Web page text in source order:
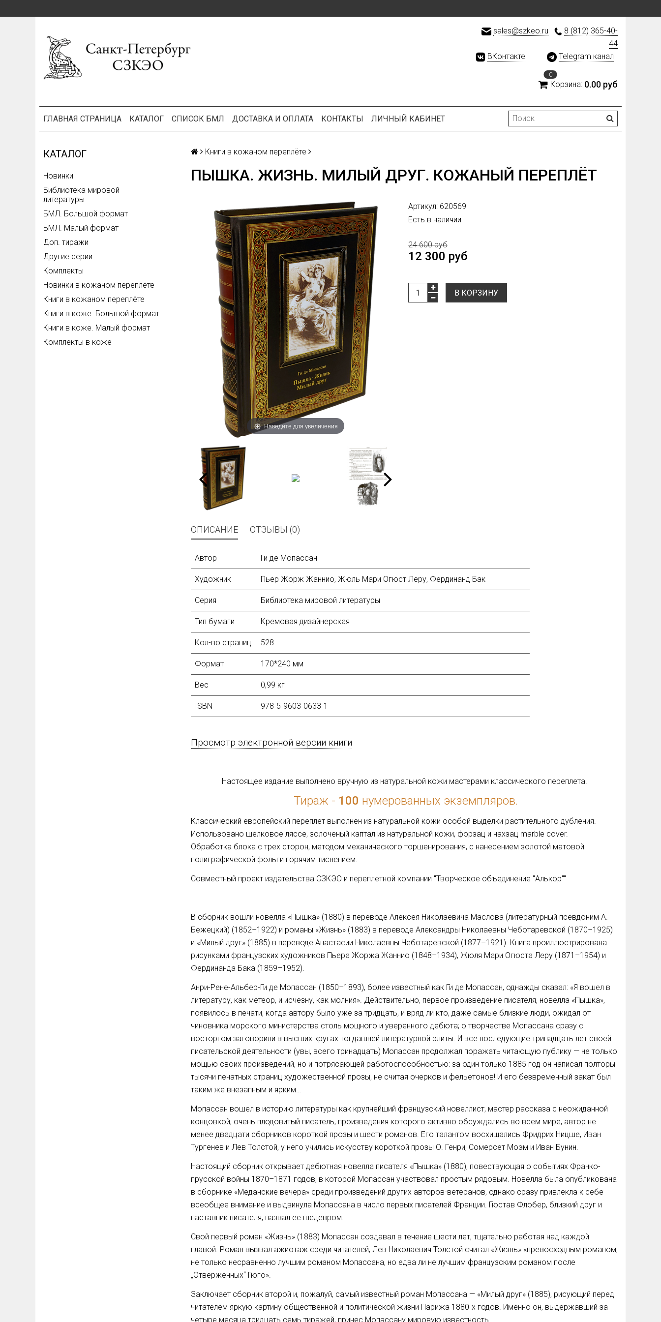
sales@szkeo.ru
8 (812) 365-40-
44
ВКонтакте
Telegram канал
0
Корзина: 0.00 руб
ГЛАВНАЯ СТРАНИЦА КАТАЛОГ СПИСОК БМЛ ДОСТАВКА И ОПЛАТА КОНТАКТЫ ЛИЧНЫЙ КАБИНЕТ
КАТАЛОГ
Новинки
Библиотека мировой
литературы
БМЛ. Большой формат
БМЛ. Малый формат
Доп. тиражи
Другие серии
Комплекты
Новинки в кожаном переплёте
Книги в кожаном переплёте
Книги в коже. Большой формат
Книги в коже. Малый формат
Комплекты в коже
Книги в кожаном переплёте
ПЫШКА. ЖИЗНЬ. МИЛЫЙ ДРУГ. КОЖАНЫЙ ПЕРЕПЛЁТ
Наведите для увеличения
Артикул: 620569
Есть в наличии
24 600 руб
12 300 руб
В КОРЗИНУ
ОПИСАНИЕ ОТЗЫВЫ (0)
Автор Ги де Мопассан
Художник Пьер Жорж Жаннио, Жюль Мари Огюст Леру, Фердинанд Бак
Серия Библиотека мировой литературы
Тип бумаги Кремовая дизайнерская
Кол-во страниц 528
Формат 170*240 мм
Вес 0,99 кг
ISBN 978-5-9603-0633-1
Просмотр электронной версии книги
Настоящее издание выполнено вручную из натуральной кожи мастерами классического переплета.
Тираж - 100 нумерованных экземпляров.
Классический европейский переплет выполнен из натуральной кожи особой выделки растительного дубления.
Использовано шелковое ляссе, золоченый каптал из натуральной кожи, форзац и нахзац marble cover.
Обработка блока с трех сторон, методом механического торшенирования, с нанесением золотой матовой
полиграфической фольги горячим тиснением.
Совместный проект издательства СЗКЭО и переплетной компании "Творческое объединение "Алькор""
В сборник вошли новелла «Пышка» (1880) в переводе Алексея Николаевича Маслова (литературный псевдоним А.
Бeжецкий) (1852–1922) и романы «Жизнь» (1883) в переводе Александры Николаевны Чеботаревской (1870–1925)
и «Милый друг» (1885) в переводе Анастасии Николаевны Чеботаревской (1877–1921). Книга проиллюстрирована
рисунками французских художников Пьера Жоржа Жаннио (1848–1934), Жюля Мари Огюста Леру (1871–1954) и
Фердинанда Бака (1859–1952).
Анри-Рене-Альбер-Ги де Мопассан (1850–1893), более известный как Ги де Мопассан, однажды сказал: «Я вошел в
литературу, как метеор, и исчезну, как молния». Действительно, первое произведение писателя, новелла «Пышка»,
появилось в печати, когда автору было уже за тридцать, и вряд ли кто, даже самые близкие люди, ожидал от
чиновника морского министерства столь мощного и уверенного дебюта; о творчестве Мопассана сразу с
восторгом заговорили в высших кругах тогдашней литературной элиты. И все последующие тринадцать лет своей
писательской деятельности (увы, всего тринадцать) Мопассан продолжал поражать читающую публику — не только
мощью своих произведений, но и потрясающей работоспособностью: за один только 1885 год он написал полторы
тысячи печатных страниц художественной прозы, не считая очерков и фельетонов! И его безвременный закат был
таким же внезапным и ярким…
Мопассан вошел в историю литературы как крупнейший французский новеллист, мастер рассказа с неожиданной
концовкой, очень плодовитый писатель, произведения которого активно обсуждались во всем мире, автор не
менее двадцати сборников короткой прозы и шести романов. Его талантом восхищались Фридрих Ницше, Иван
Тургенев и Лев Толстой, у него учились искусству короткой прозы О. Генри, Сомерсет Моэм и Иван Бунин.
Настоящий сборник открывает дебютная новелла писателя «Пышка» (1880), повествующая о событиях Франко-
прусской войны 1870–1871 годов, в которой Мопассан участвовал простым рядовым. Новелла была опубликована
в сборнике «Меданские вечера» среди произведений других авторов-ветеранов, однако сразу привлекла к себе
всеобщее внимание и выдвинула Мопассана в число первых писателей Франции. Гюстав Флобер, близкий друг и
наставник писателя, назвал ее шедевром.
Свой первый роман «Жизнь» (1883) Мопассан создавал в течение шести лет, тщательно работая над каждой
главой. Роман вызвал ажиотаж среди читателей; Лев Николаевич Толстой считал «Жизнь» «превосходным романом,
не только несравненно лучшим романом Мопассана, но едва ли не лучшим французским романом после
„Отверженных“ Гюго».
Заключает сборник второй и, пожалуй, самый известный роман Мопассана — «Милый друг» (1885), рисующий перед
читателем яркую картину общественной и политической жизни Парижа 1880-х годов. Именно он, выдержавший за
четыре месяца тридцать семь тиражей, принес Мопассану мировую известность.